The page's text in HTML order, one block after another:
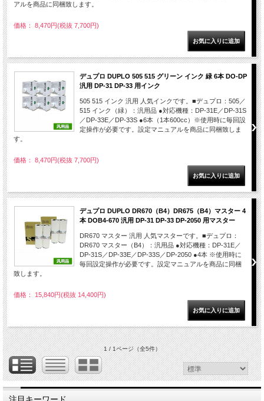
アルを商品に同梱致します。
価格： 8,470円(税抜 7,700円)
デュプロ DUPLO 505 515 グリーン インク 緑 6本 DO-DP
汎用 DP-31 DP-33 用インク
505 515 インク 汎用 人気インクです。■デュプロ：505／
515 インク（緑）：汎用品 ●対応機種：DP-31E／DP-31S
／DP-33E／DP-33S ●6本（1本600cc）※使用時に毎回設
定操作が必要です。設定マニュアルを商品に同梱致しま
す。
価格： 8,470円(税抜 7,700円)
デュプロ DUPLO DR670（B4）DR675（B4）マスター 4
本 DOB4-670 汎用 DP-31 DP-33 DP-2050 用マスター
DR670 マスター 汎用 人気マスターです。■デュプロ：
DR670 マスター（B4）：汎用品 ●対応機種：DP-31E／
DP-31S／DP-33E／DP-33S／DP-2050 ●4本 ※使用時に
毎回設定操作が必要です。設定マニュアルを商品に同梱
致します。
価格： 15,840円(税抜 14,400円)
1 / 1ページ（全5件）